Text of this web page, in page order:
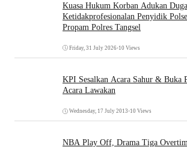
Kuasa Hukum Korban Adukan
Ketidakprofesionalan Penyidik
Propam Polres Tangsel
Friday, 31 July 2026•10 Views
KPI Sesalkan Acara Sahur & Buka
Acara Lawakan
Wednesday, 17 July 2013 •10 Views
NBA Play Off, Drama Tiga